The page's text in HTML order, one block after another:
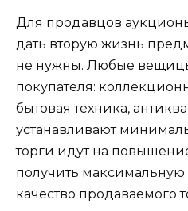
Для продавцов
дать вторую жизнь
не нужны. Любые
покупателя:
бытовая техника,
устанавливают
торги идут на
получить
качество продаваемого